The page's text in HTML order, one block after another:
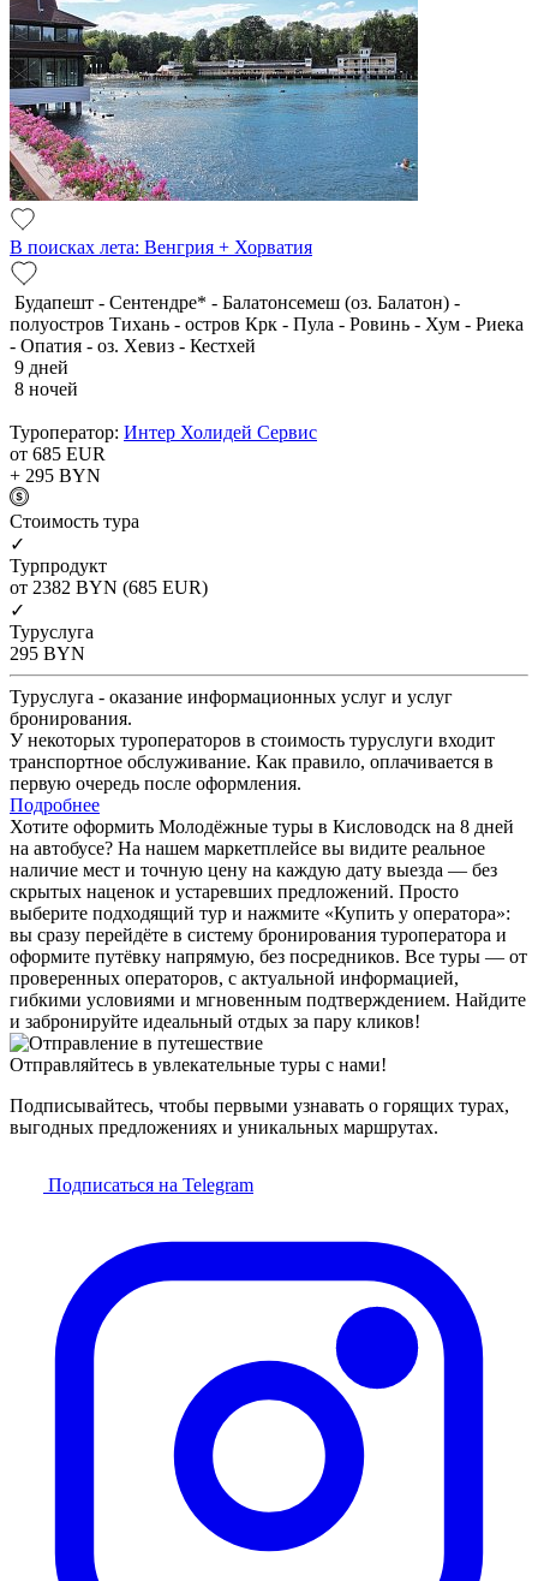
В поисках лета: Венгрия + Хорватия
Будапешт - Сентендре* - Балатонсемеш (оз. Балатон) -
полуостров Тихань - остров Крк - Пула - Ровинь - Хум - Риека
- Опатия - оз. Хевиз - Кестхей
9 дней
8 ночей
Туроператор: Интер Холидей Сервис
от 685 EUR
+ 295 BYN
Cтоимость тура
✓
Турпродукт
от 2382 BYN (685 EUR)
✓
Туруслуга
295 BYN
Туруслуга - оказание информационных услуг и услуг
бронирования.
У некоторых туроператоров в стоимость туруслуги входит
транспортное обслуживание. Как правило, оплачивается в
первую очередь после оформления.
Подробнее
Хотите оформить Молодёжные туры в Кисловодск на 8 дней
на автобусе? На нашем маркетплейсе вы видите реальное
наличие мест и точную цену на каждую дату выезда — без
скрытых наценок и устаревших предложений. Просто
выберите подходящий тур и нажмите «Купить у оператора»:
вы сразу перейдёте в систему бронирования туроператора и
оформите путёвку напрямую, без посредников. Все туры — от
проверенных операторов, с актуальной информацией,
гибкими условиями и мгновенным подтверждением. Найдите
и забронируйте идеальный отдых за пару кликов!
Отправляйтесь в увлекательные туры с нами!
Подписывайтесь, чтобы первыми узнавать о горящих турах,
выгодных предложениях и уникальных маршрутах.
Подписаться на Telegram